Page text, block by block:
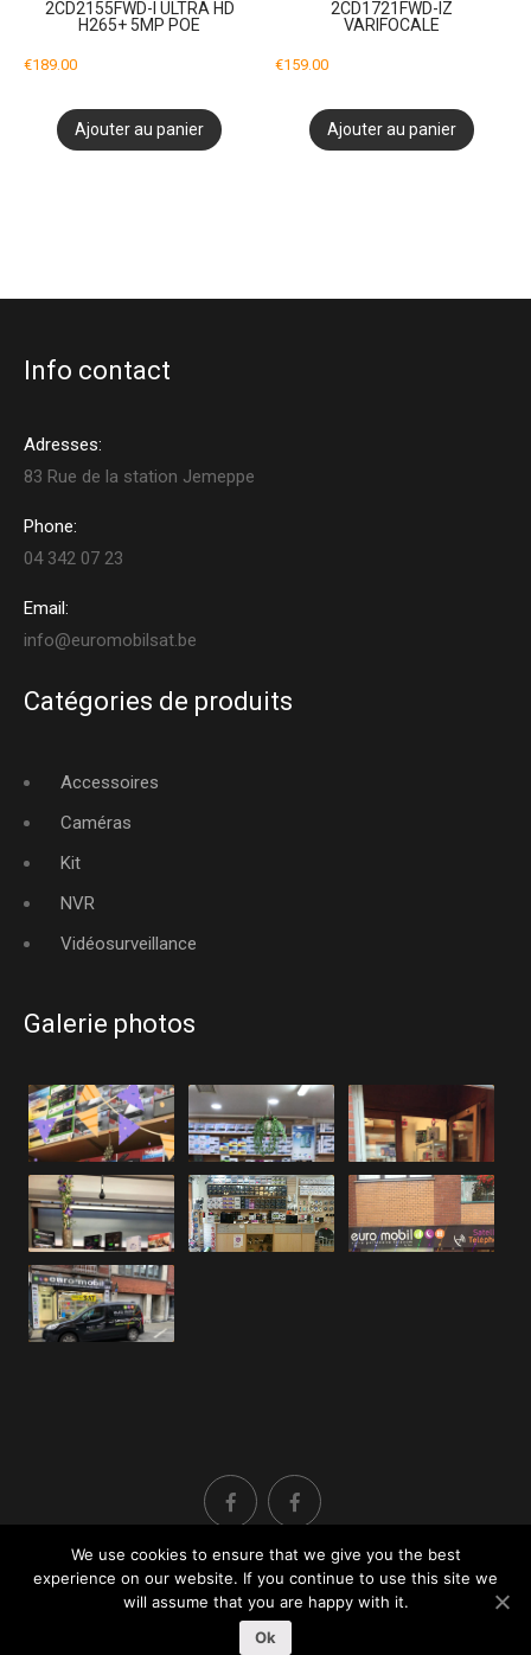
2CD2155FWD-I ULTRA HD
H265+ 5MP POE
€189.00
Ajouter au panier
2CD1721FWD-IZ
VARIFOCALE
€159.00
Ajouter au panier
Info contact
Adresses:
83 Rue de la station Jemeppe
Phone:
04 342 07 23
Email:
info@euromobilsat.be
Catégories de produits
Accessoires
Caméras
Kit
NVR
Vidéosurveillance
Galerie photos
TVA : BE0890.831.172 Copyright © 2020. Tous droits
réservés Euro Mobil Sat by Aziz | Design &
développementFG Support 360
We use cookies to ensure that we give you the best
experience on our website. If you continue to use this site we
will assume that you are happy with it.
Ok